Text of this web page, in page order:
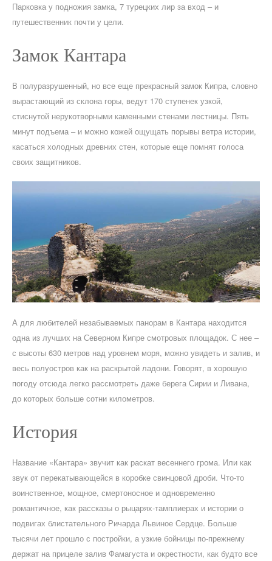
Парковка у подножия замка, 7 турецких лир за вход – и
путешественник почти у цели.
Замок Кантара
В полуразрушенный, но все еще прекрасный замок Кипра, словно
вырастающий из склона горы, ведут 170 ступенек узкой,
стиснутой нерукотворными каменными стенами лестницы. Пять
минут подъема – и можно кожей ощущать порывы ветра истории,
касаться холодных древних стен, которые еще помнят голоса
своих защитников.
А для любителей незабываемых панорам в Кантара находится
одна из лучших на Северном Кипре смотровых площадок. С нее –
с высоты 630 метров над уровнем моря, можно увидеть и залив, и
весь полуостров как на раскрытой ладони. Говорят, в хорошую
погоду отсюда легко рассмотреть даже берега Сирии и Ливана,
до которых больше сотни километров.
История
Название «Кантара» звучит как раскат весеннего грома. Или как
звук от перекатывающейся в коробке свинцовой дроби. Что-то
воинственное, мощное, смертоносное и одновременно
романтичное, как рассказы о рыцарях-тамплиерах и истории о
подвигах блистательного Ричарда Львиное Сердце. Больше
тысячи лет прошло с постройки, а узкие бойницы по-прежнему
держат на прицеле залив Фамагуста и окрестности, как будто все